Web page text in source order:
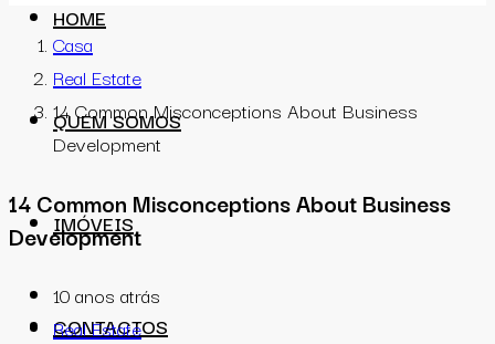
HOME
QUEM SOMOS
IMÓVEIS
CONTACTOS
Casa
Real Estate
14 Common Misconceptions About Business
Development
14 Common Misconceptions About Business
Development
10 anos atrás
Real Estate